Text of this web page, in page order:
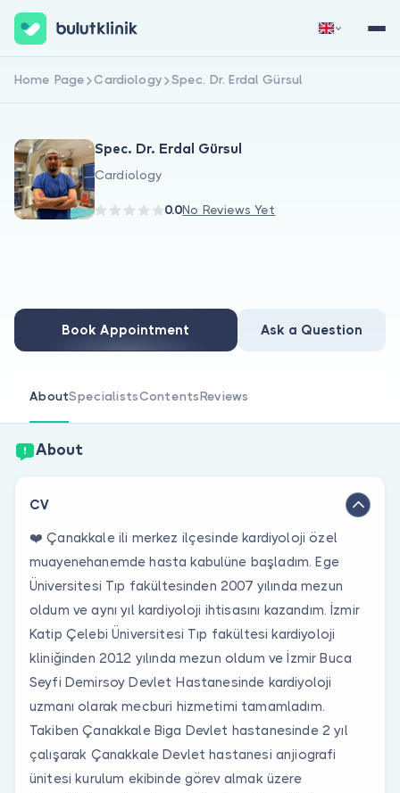
For Doctors
Are you a doctor?
Sign Up Now Sign In
Home Page Cardiology Spec. Dr. Erdal Gürsul
Spec. Dr. Erdal Gürsul
Cardiology
0.0No Reviews Yet
Book Appointment Ask a Question
AboutSpecialistsContentsReviews
About
CV
❤️ Çanakkale ili merkez ilçesinde kardiyoloji özel
muayenehanemde hasta kabulüne başladım. Ege
Üniversitesi Tıp fakültesinden 2007 yılında mezun
oldum ve aynı yıl kardiyoloji ihtisasını kazandım. İzmir
Katip Çelebi Üniversitesi Tıp fakültesi kardiyoloji
kliniğinden 2012 yılında mezun oldum ve İzmir Buca
Seyfi Demirsoy Devlet Hastanesinde kardiyoloji
uzmanı olarak mecburi hizmetimi tamamladım.
Takiben Çanakkale Biga Devlet hastanesinde 2 yıl
çalışarak Çanakkale Devlet hastanesi anjiografi
ünitesi kurulum ekibinde görev almak üzere